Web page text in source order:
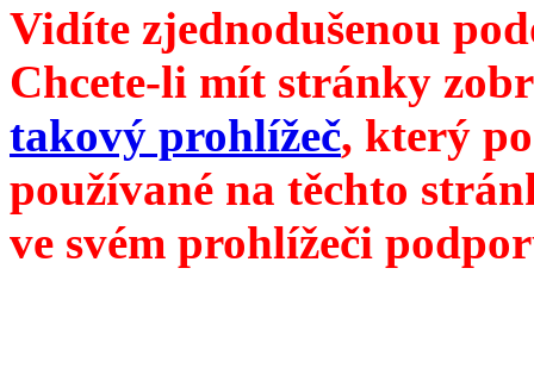
Vidíte zjednodušenou
Chcete-li mít stránky
takový prohlížeč, který
používané na těchto
ve svém prohlížeči